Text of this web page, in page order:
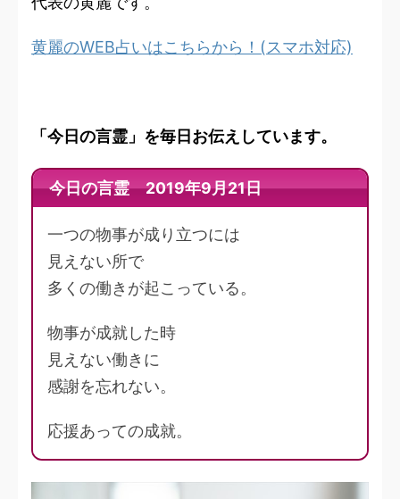
黄麗のWEB占いはこちらから！(スマホ対応)
「今日の言霊」を毎日お伝えしています。
今日の言霊 2019年9月21日
一つの物事が成り立つには
見えない所で
多くの働きが起こっている。
物事が成就した時
見えない働きに
感謝を忘れない。
応援あっての成就。